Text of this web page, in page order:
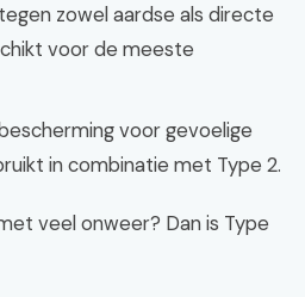
zowel aardse als directe
voor de meeste
voor gevoelige
in combinatie met Type 2.
veel onweer? Dan is Type